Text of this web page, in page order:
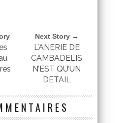
Next Story →
L’ANERIE DE
CAMBADELIS
N’EST QU’UN
DETAIL